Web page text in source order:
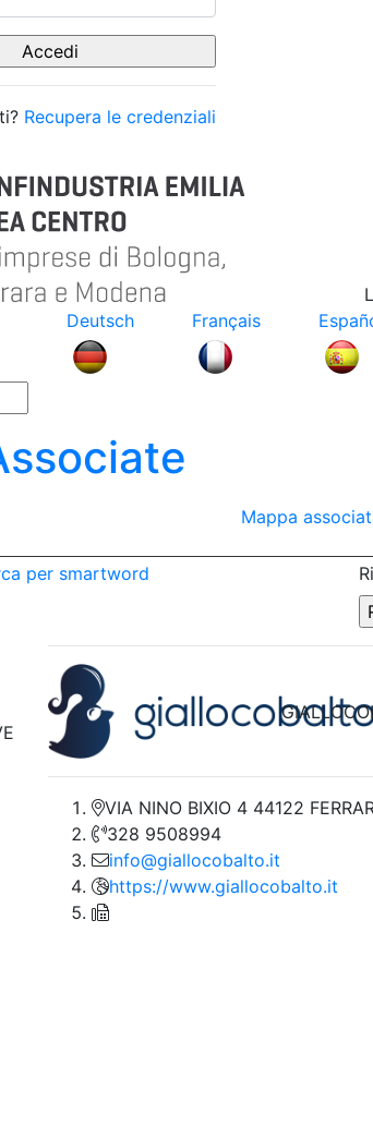
Recupera le credenziali
Deutsch Français
Mappa
per smartword
VIA NINO BIXIO 4 44122
328 9508994
info@giallocobalto.it
https://www.giallocobalto.it